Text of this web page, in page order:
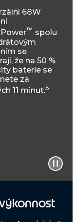
68W
™ spolu
se
že na 50 %
baterie se
za
11 minut.5